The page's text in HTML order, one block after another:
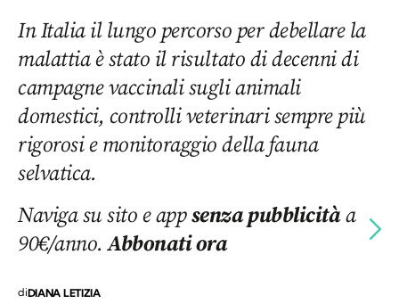
In Italia il lungo percorso per debellare la
malattia è stato il risultato di decenni di
campagne vaccinali sugli animali
domestici, controlli veterinari sempre più
rigorosi e monitoraggio della fauna
selvatica.
Naviga su sito e appsenza pubblicitàa
90€/anno.Abbonati ora
diDIANA LETIZIA